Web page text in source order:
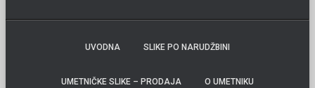
UVODNA SLIKE PO NARUDŽBINI
UMETNIČKE SLIKE – PRODAJA O UMETNIKU